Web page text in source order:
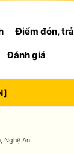
Điểm đón, trả
Đánh giá
Nghệ An